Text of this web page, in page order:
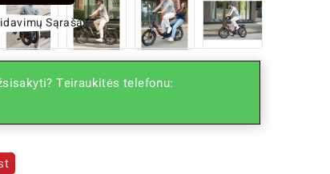
Sąrašą
Teiraukitės telefonu: